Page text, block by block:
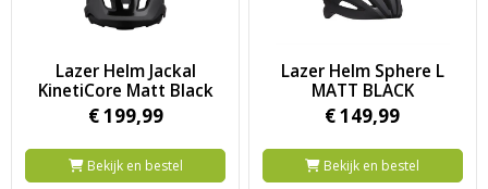
Lazer Helm Jackal
KinetiCore Matt Black
€199,99
Bekijk en bestel
Lazer Helm Sphere L
MATT BLACK
€149,99
Bekijk en bestel